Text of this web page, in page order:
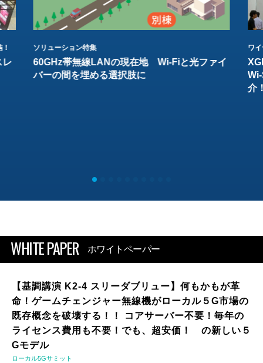
レ
ソリューション特集
60GHz帯無線LANの現在地 Wi-Fiと光ファイ
バーの間を埋める選択肢に
ワ
介
WHITE PAPER ホワイトペーパー
【基調講演 K2-4 スリーダブリュー】何もかもが革
命！ゲームチェンジャー無線機がローカル５G市場の
既存概念を破壊する！！ コアサーバー不要！毎年の
ライセンス費用も不要！でも、超安価！ の新しい５
Gモデル
ローカル5Gサミット